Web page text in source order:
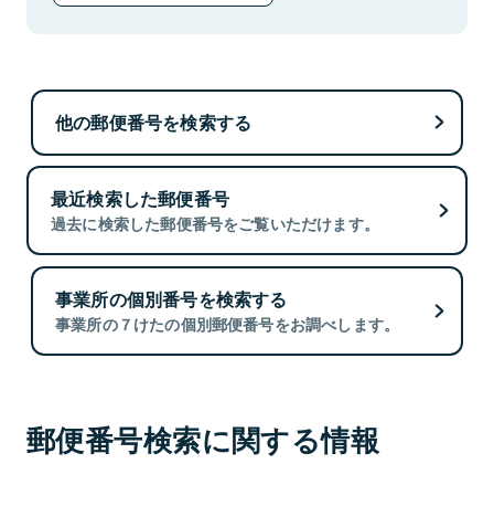
他の郵便番号を検索する
最近検索した郵便番号
過去に検索した郵便番号をご覧いただけます。
事業所の個別番号を検索する
事業所の７けたの個別郵便番号をお調べします。
郵便番号検索に関する情報